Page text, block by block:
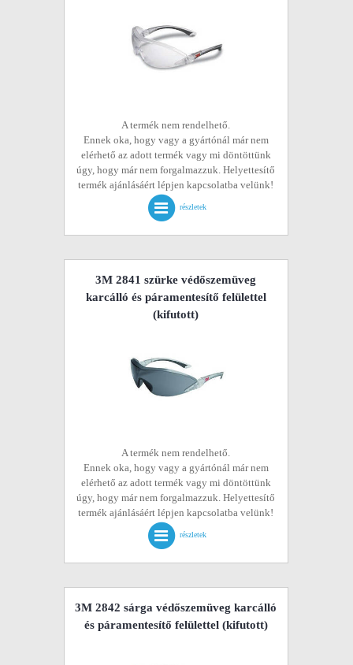
A termék nem rendelhető.
Ennek oka, hogy vagy a gyártónál már nem
elérhető az adott termék vagy mi döntöttünk
úgy, hogy már nem forgalmazzuk. Helyettesítő
termék ajánlásáért lépjen kapcsolatba velünk!
részletek
3M 2841 szürke védőszemüveg
karcálló és páramentesítő felülettel
(kifutott)
A termék nem rendelhető.
Ennek oka, hogy vagy a gyártónál már nem
elérhető az adott termék vagy mi döntöttünk
úgy, hogy már nem forgalmazzuk. Helyettesítő
termék ajánlásáért lépjen kapcsolatba velünk!
részletek
3M 2842 sárga védőszemüveg karcálló
és páramentesítő felülettel(kifutott)